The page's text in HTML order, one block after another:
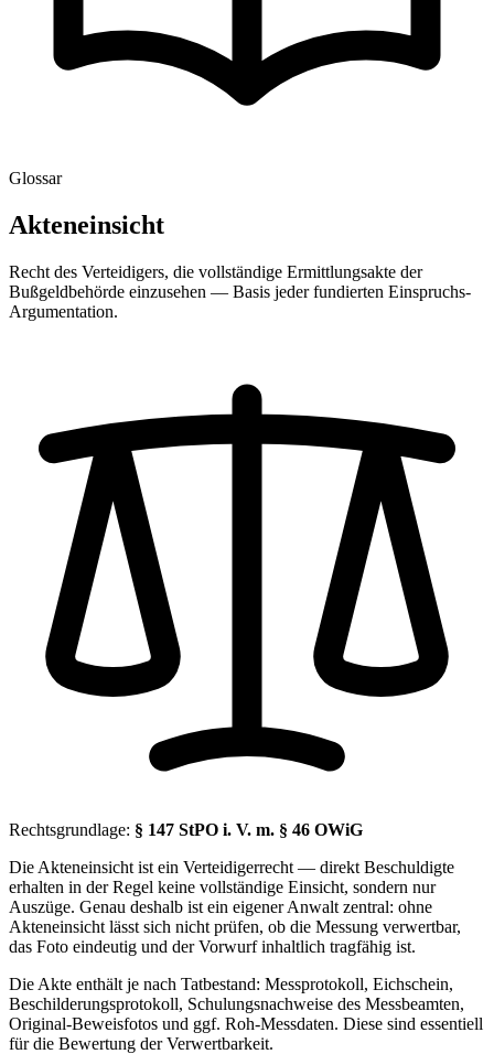
Glossar
Akteneinsicht
Recht des Verteidigers, die vollständige Ermittlungsakte der
Bußgeldbehörde einzusehen — Basis jeder fundierten Einspruchs-
Argumentation.
Rechtsgrundlage: § 147 StPO i. V. m. § 46 OWiG
Die Akteneinsicht ist ein Verteidigerrecht — direkt Beschuldigte
erhalten in der Regel keine vollständige Einsicht, sondern nur
Auszüge. Genau deshalb ist ein eigener Anwalt zentral: ohne
Akteneinsicht lässt sich nicht prüfen, ob die Messung verwertbar,
das Foto eindeutig und der Vorwurf inhaltlich tragfähig ist.
Die Akte enthält je nach Tatbestand: Messprotokoll, Eichschein,
Beschilderungsprotokoll, Schulungsnachweise des Messbeamten,
Original-Beweisfotos und ggf. Roh-Messdaten. Diese sind essentiell
für die Bewertung der Verwertbarkeit.